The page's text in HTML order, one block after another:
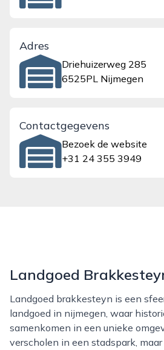
Adres
Driehuizerweg 285
6525PL Nijmegen
Contactgegevens
Bezoek de website
+31 24 355 3949
Landgoed
Landgoed brakkesteyn is een sfeervol en groen
landgoed in nijmegen, waar
samenkomen in een unieke
verscholen in een stadspark,